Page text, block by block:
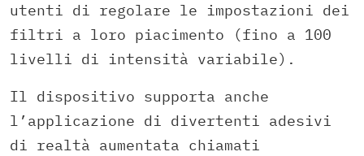
utenti di regolare le impostazioni dei
filtri a loro piacimento (fino a 100
livelli di intensità variabile).
Il dispositivo supporta anche
l’applicazione di divertenti adesivi
di realtà aumentata chiamati